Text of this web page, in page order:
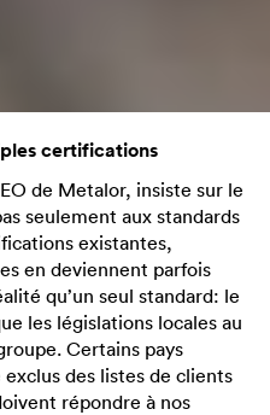
certifications
de Metalor, insiste sur le
seulement aux standards
existantes,
en deviennent parfois
qu’un seul standard: le
les législations locales au
Certains pays
des listes de clients
répondre à nos